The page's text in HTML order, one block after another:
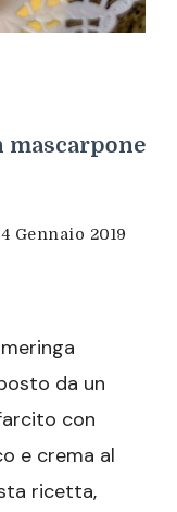
mascarpone
4 Gennaio 2019
da un
con
e crema al
ricetta,